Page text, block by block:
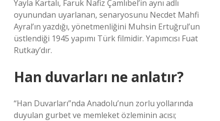
Yayla Kartalı, Faruk Nafiz Çamlıbel’in aynı adlı
oyunundan uyarlanan, senaryosunu Necdet Mahfi
Ayral’ın yazdığı, yönetmenliğini Muhsin Ertuğrul’un
üstlendiği 1945 yapımı Türk filmidir. Yapımcısı Fuat
Rutkay’dır.
Han duvarları ne anlatır?
“Han Duvarları”nda Anadolu’nun zorlu yollarında
duyulan gurbet ve memleket özleminin acısı;